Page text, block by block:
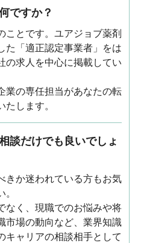
ですか？
ことです。ユアジョブ薬剤
た「適正認定事業者」をは
の求人を中心に掲載してい
業の専任担当があなたの転
します。
談だけでも良いでしょ
きか迷われている方もお気
なく、現職でのお悩みや将
市場の動向など、業界知識
キャリアの相談相手として